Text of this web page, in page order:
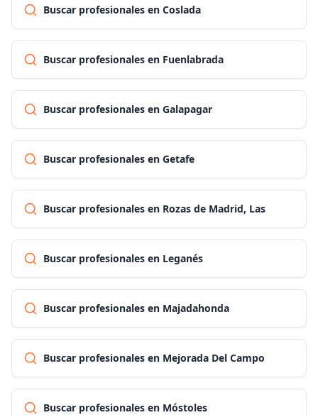
Buscar profesionales en Coslada
Buscar profesionales en Fuenlabrada
Buscar profesionales en Galapagar
Buscar profesionales en Getafe
Buscar profesionales en Rozas de Madrid, Las
Buscar profesionales en Leganés
Buscar profesionales en Majadahonda
Buscar profesionales en Mejorada Del Campo
Buscar profesionales en Móstoles